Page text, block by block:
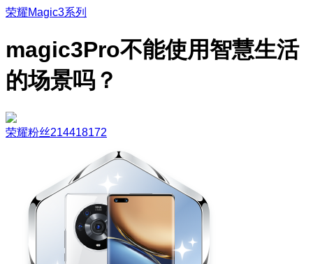
荣耀Magic3系列
magic3Pro不能使用智慧生活
的场景吗？
荣耀粉丝214418172